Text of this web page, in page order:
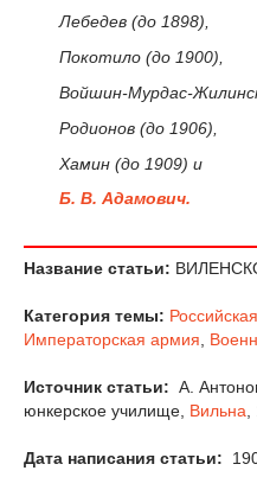
Лебедев (до 1898),
Покотило (до 1900),
Войшин-Мурдас-
Родионов (до 1906),
Хамин (до 1909) и
Б. В. Адамович.
Название статьи:
Категория темы:
Императорская армия
Источник статьи: А.
юнкерское училище, Вильна
Дата написания статьи: